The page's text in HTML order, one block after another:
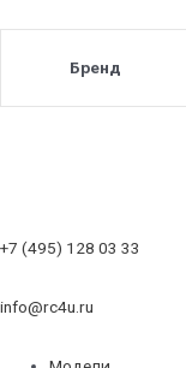
Бренд
+7 (495) 128 03 33
info@rc4u.ru